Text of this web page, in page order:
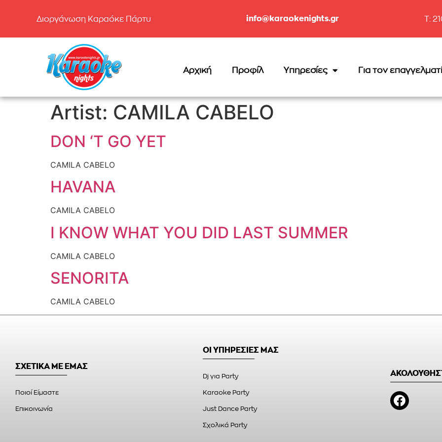
Διοργάνωση Καραόκε Πάρτυ info@karaokenights.gr T:
Αρχική Προφίλ Υπηρεσίες Για τον
Artist: CAMILA CABELO
DON ‘T GO YET
CAMILA CABELO
HAVANA
CAMILA CABELO
I KNOW WHAT YOU DID LAST SUMMER
CAMILA CABELO
SENORITA
CAMILA CABELO
ΣΧΕΤΙΚΑ ΜΕ ΕΜΑΣ
Ποιοί Είμαστε
Επικοινωνία
ΟΙ ΥΠΗΡΕΣΙΕΣ ΜΑΣ
Dj για Party
Karaoke Party
Just Dance Party
Σχολικά Party